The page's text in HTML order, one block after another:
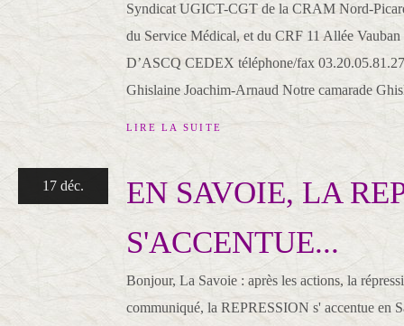
Syndicat UGICT-CGT de la CRAM Nord-
du Service Médical, et du CRF 11 Allée
D’ASCQ CEDEX téléphone/fax
Ghislaine Joachim-Arnaud Notre camarade
LIRE LA SUITE
17 déc.
EN SAVOIE, LA
S'ACCENTUE...
Bonjour, La Savoie : après les actions, la
communiqué, la REPRESSION s' accentue en